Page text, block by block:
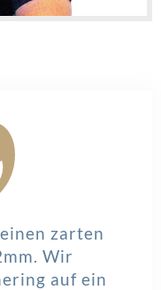
im September:
Verlobungsring-Experten